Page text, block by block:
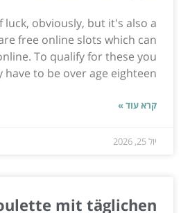
luck, obviously, but it's also a
free online slots which can
To qualify for these you
have to be over age eighteen....
קרא עוד »
יול 25, 2026
mit täglichen